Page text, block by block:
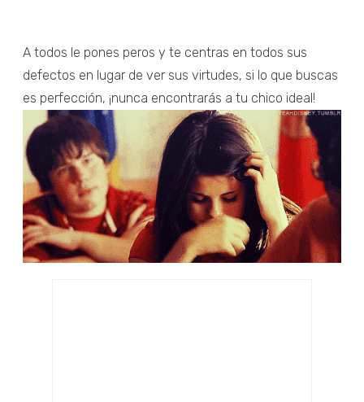
A todos le pones peros y te centras en todos sus
defectos en lugar de ver sus virtudes, si lo que buscas
es perfección, ¡nunca encontrarás a tu chico ideal!